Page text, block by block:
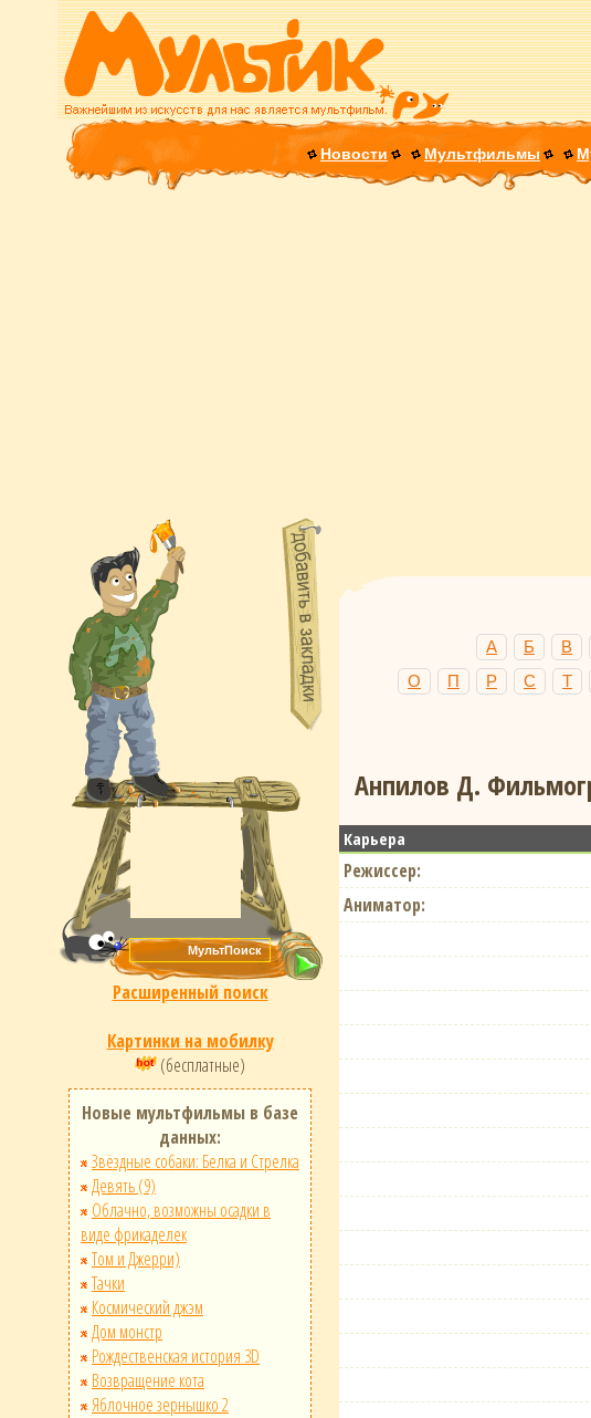
Новости Мультфильмы
Расширенный поиск
Картинки на мобилку
(бесплатные)
Новые мультфильмы в базе
данных:
Звёздные собаки: Белка и Стрелка
Девять (9)
Облачно, возможны осадки в
виде фрикаделек
Том и Джерри)
Тачки
Космический джэм
Дом монстр
Рождественская история 3D
Возвращение кота
Яблочное зернышко 2
А Б В
О
П Р С Т
Анпилов Д.
Карьера
Режиссер:
Аниматор: